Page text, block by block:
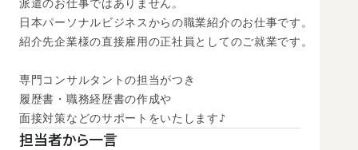
派遣のお仕事ではありません。
日本パーソナルビジネスからの職業紹介のお仕事です。
紹介先企業様の直接雇用の正社員としてのご就業です。
専門コンサルタントの担当がつき
履歴書・職務経歴書の作成や
面接対策などのサポートをいたします♪
担当者から一言